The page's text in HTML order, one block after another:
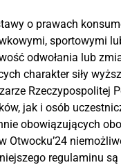
o prawach
sportowymi
odwołania lub
charakter siły
Rzeczypospolitej
jak i osób
obowiązujących
Otwocku’24
regulaminu